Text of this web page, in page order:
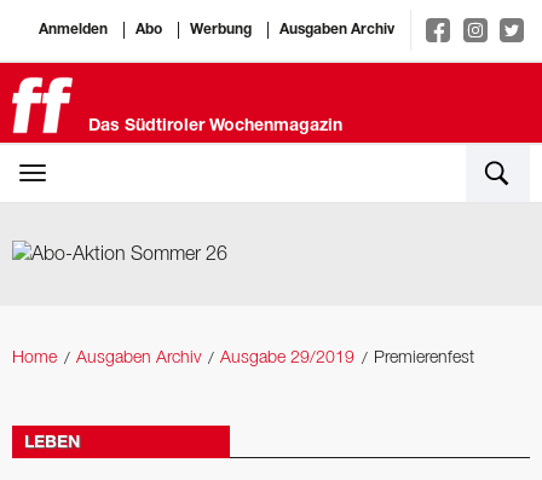
Anmelden Abo Werbung Ausgaben Archiv
Das Südtiroler Wochenmagazin
Home Ausgaben Archiv Ausgabe 29/2019 Premierenfest
LEBEN